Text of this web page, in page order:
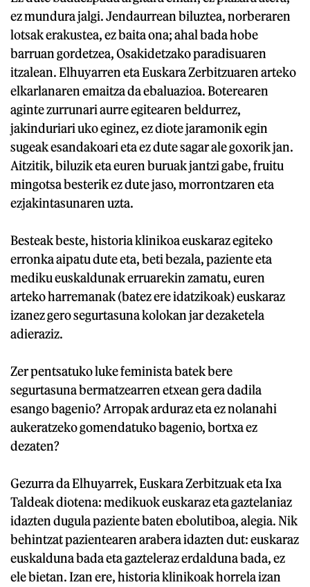
ez mundura jalgi. Jendaurrean biluztea, norberaren
lotsak erakustea, ez baita ona; ahal bada hobe
barruan gordetzea, Osakidetzako paradisuaren
itzalean. Elhuyarren eta Euskara Zerbitzuaren arteko
elkarlanaren emaitza da ebaluazioa. Boterearen
aginte zurrunari aurre egitearen beldurrez,
jakinduriari uko eginez, ez diote jaramonik egin
sugeak esandakoari eta ez dute sagar ale goxorik jan.
Aitzitik, biluzik eta euren buruak jantzi gabe, fruitu
mingotsa besterik ez dute jaso, morrontzaren eta
ezjakintasunaren uzta.
Besteak beste, historia klinikoa euskaraz egiteko
erronka aipatu dute eta, beti bezala, paziente eta
mediku euskaldunak erruarekin zamatu, euren
arteko harremanak (batez ere idatzikoak) euskaraz
izanez gero segurtasuna kolokan jar dezaketela
adieraziz.
Zer pentsatuko luke feminista batek bere
segurtasuna bermatzearren etxean gera dadila
esango bagenio? Arropak arduraz eta ez nolanahi
aukeratzeko gomendatuko bagenio, bortxa ez
dezaten?
Gezurra da Elhuyarrek, Euskara Zerbitzuak eta Ixa
Taldeak diotena: medikuok euskaraz eta gaztelaniaz
idazten dugula paziente baten ebolutiboa, alegia. Nik
behintzat pazientearen arabera idazten dut: euskaraz
euskalduna bada eta gazteleraz erdalduna bada, ez
ele bietan. Izan ere, historia klinikoak horrela izan